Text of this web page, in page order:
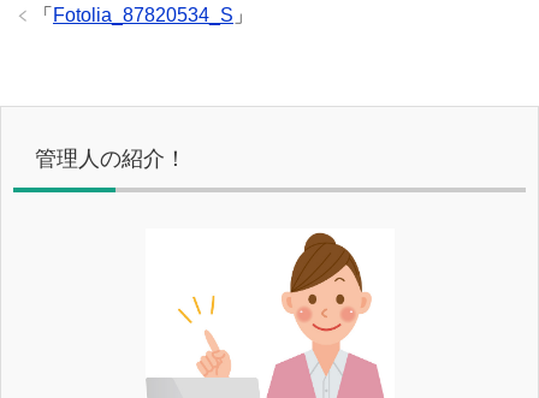
「 Fotolia_87820534_S 」
管理人の紹介！